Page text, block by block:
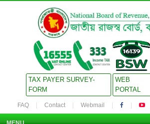
TAX PAYER SURVEY-
FORM
WEB
PORTAL
FAQ Contact Webmail